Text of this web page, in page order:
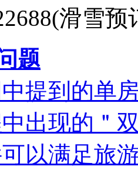
滑雪预
题
提到的单
出现的＂
以满足旅